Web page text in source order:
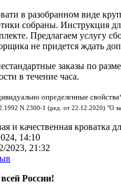
в разобранном виде
собраны. Инструкция
Предлагаем услугу
не придется ждать
заказы по
в течение часа.
определенные
N 2300-1 (ред. от 22.12.2020) "О
и качественная кроватка
14:10
2023, 21:32
России!